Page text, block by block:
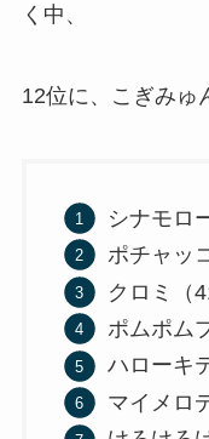
く中、
12位に、こぎみゅ
シナモロ
ポチャッ
クロミ（
ポムポム
ハローキ
マイメロ